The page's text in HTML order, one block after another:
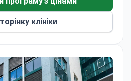
клініки